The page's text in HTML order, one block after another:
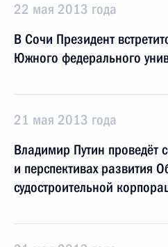
22 мая 2013 года
В Сочи Президент
Южного федерального
21 мая 2013 года
Владимир Путин проведёт
и перспективах развития
судостроительной